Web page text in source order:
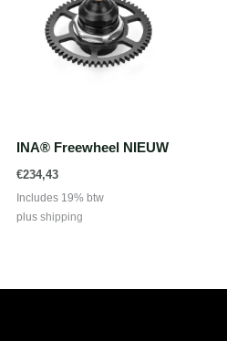
INA® Freewheel NIEUW
€234,43
Includes 19% btw
plus shipping